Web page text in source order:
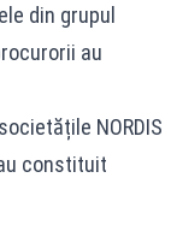
din grupul
au
NORDIS
au constituit